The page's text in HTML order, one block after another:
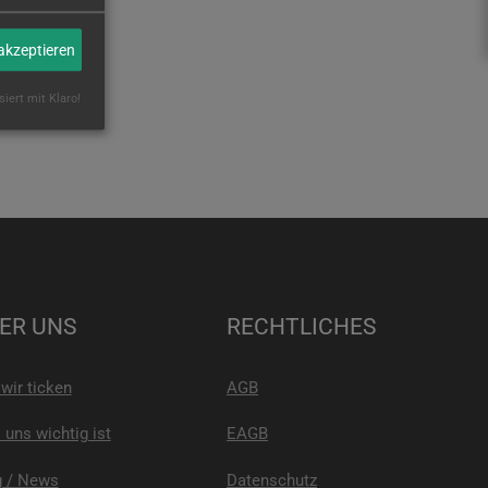
UNS
ticken
uns wichtig ist
/ News
RECHTLICHES
AGB
EAGB
Datenschutz
mit Klaro!